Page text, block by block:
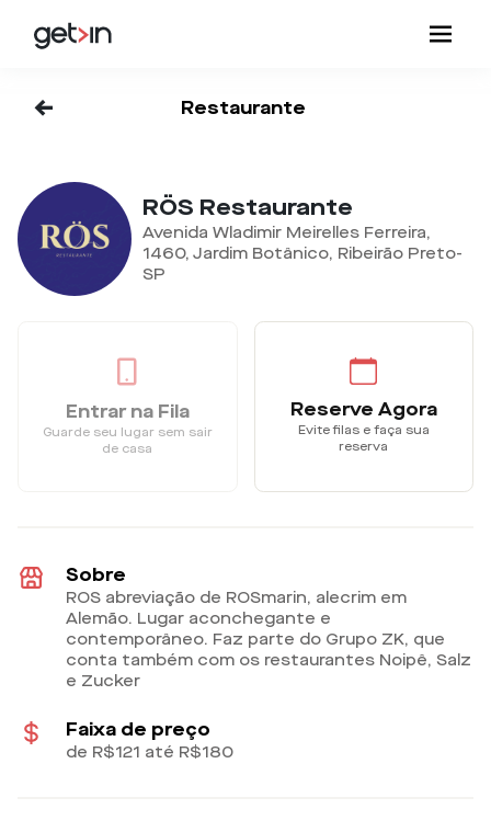
<- Restaurante
RÖS Restaurante
Avenida Wladimir Meirelles Ferreira,
1460, Jardim Botânico, Ribeirão Preto-
SP
Entrar na Fila
Guarde seu lugar sem sair
de casa
Reserve Agora
Evite filas e faça sua
reserva
Sobre
ROS abreviação de ROSmarin, alecrim em
Alemão. Lugar aconchegante e
contemporâneo. Faz parte do Grupo ZK, que
conta também com os restaurantes Noipê, Salz
e Zucker
Faixa de preço
de R$121 até R$180